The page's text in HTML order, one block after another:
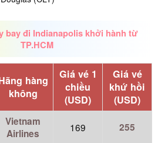
bay đi Indianapolis khởi hành từ
TP.HCM
hàng
không
Giá vé 1
chiều
(USD)
Giá vé
khứ hồi
(USD)
Vietnam
Airlines
169 255